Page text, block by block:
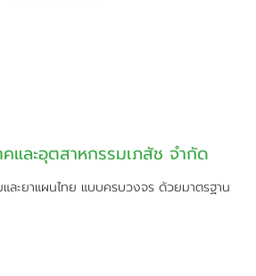
และอุตสาหกรรมเภสัช จำกัด
และยาแผนไทย แบบครบวงจร ด้วยมาตรฐาน